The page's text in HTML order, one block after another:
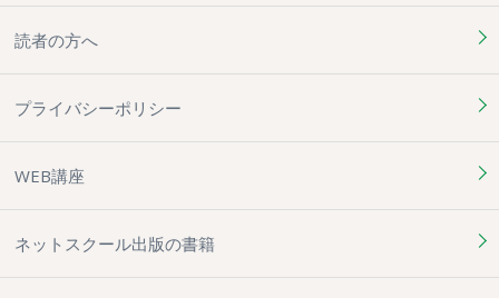
読者の方へ
プライバシーポリシー
WEB講座
ネットスクール出版の書籍